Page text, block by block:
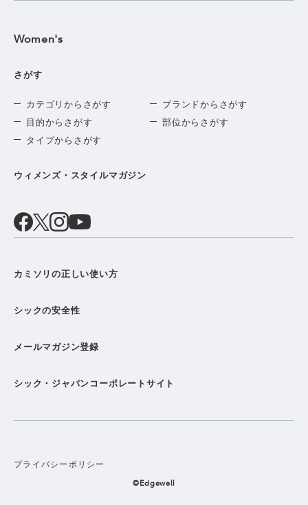
Women's
さがす
カテゴリからさがす
ブランドからさがす
目的からさがす
部位からさがす
タイプからさがす
ウィメンズ・スタイルマガジン
カミソリの正しい使い方
シックの安全性
メールマガジン登録
シック・ジャパンコーポレートサイト
プライバシーポリシー
©Edgewell